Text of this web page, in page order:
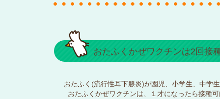
おたふくかぜワクチンは2回接
おたふく(流行性耳下腺炎)が園児、小学生、中学
おたふくかぜワクチンは、１才になったら接種